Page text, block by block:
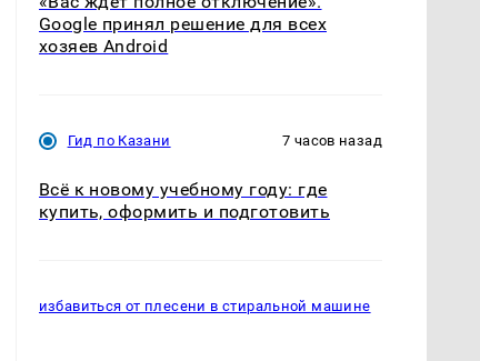
Google принял решение для всех
хозяев Android
Гид по Казани 7 часов назад
Всё к новому учебному году: где
купить, оформить и подготовить
избавиться от плесени в стиральной машине